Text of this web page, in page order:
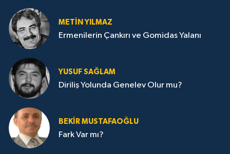
METIN YILMAZ
Ermenilerin Çankırı ve Gomidas Yalanı
YUSUF SAĞLAM
Diriliş Yolunda Genelev Olur mu?
BEKIR MUSTAFAOĞLU
Fark Var mı?